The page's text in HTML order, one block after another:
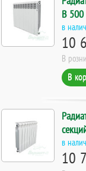
B
в
10
В
В
в
10